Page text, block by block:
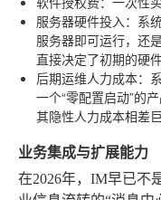
服务器硬件投入 ：系
服务器即可运行，还
直接决定了初期的硬
后期运维人力成本：
一个“零配置启动”的
其隐性人力成本相差巨
业务集成与扩展能力
在2026年，IM早已不